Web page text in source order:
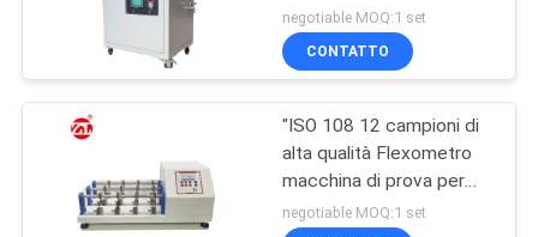
dell'en finito delle scarpe
di cuoio
negotiable MOQ:1 set
CONTATTO
"ISO 108 12 campioni di
alta qualità Flexometro
macchina di prova per
tessuti / cuoio""
negotiable MOQ:1 set